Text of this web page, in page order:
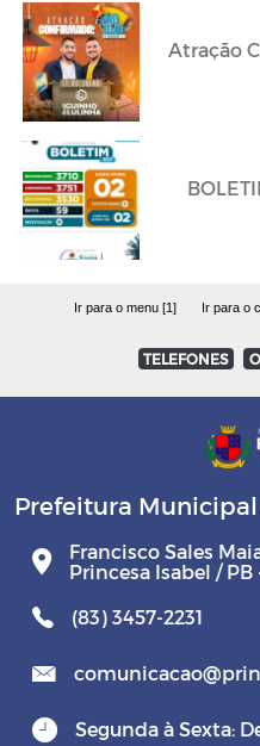
Atração
Ir para o menu [1] Ir para o
TELEFONES
Prefeitura Municipal
Francisco Sales
Princesa Isabel / PB
(83) 3457-2231
Segunda à Sexta: